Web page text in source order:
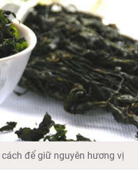
để giữ nguyên hương vị